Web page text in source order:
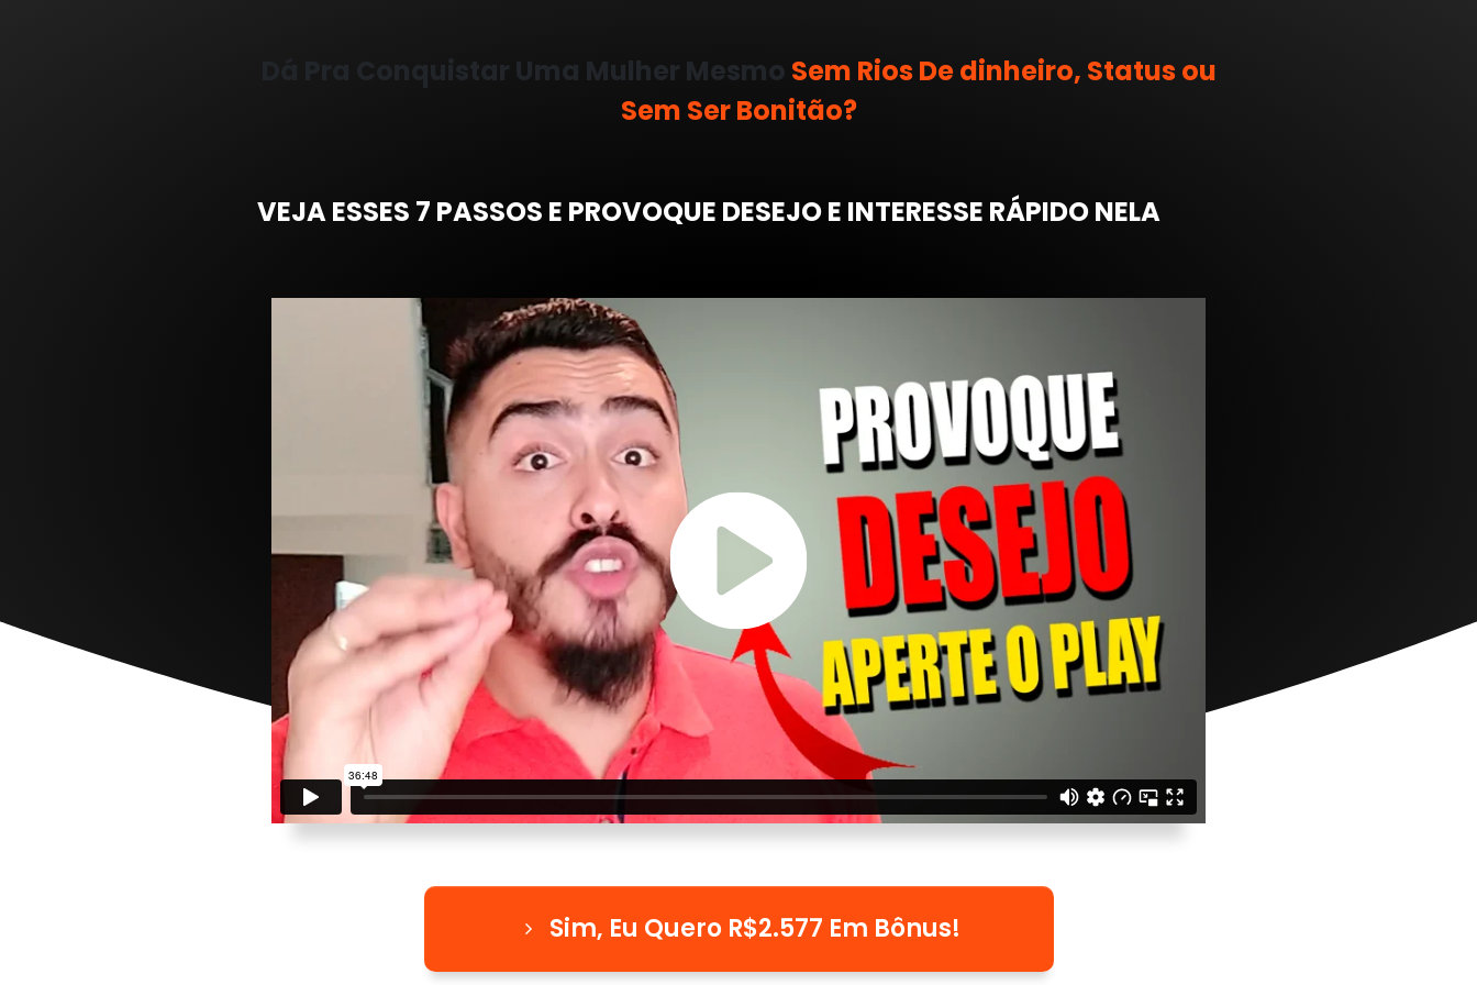
Dá Pra Conquistar Uma Mulher Mesmo Sem Rios De dinheiro, Status ou
Sem Ser Bonitão?
VEJA ESSES 7 PASSOS E PROVOQUE DESEJO E INTERESSE RÁPIDO NELA
Sim, Eu Quero R$2.577 Em Bônus!